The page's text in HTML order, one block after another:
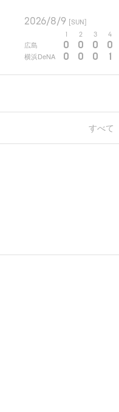
2026/8/9 [SUN]
2 3 4
広島 0 0 0 0
横浜DeNA 0 0 0 1
すべて